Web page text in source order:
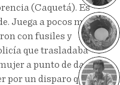
(Caquetá). Es
Juega a pocos metros
con fusiles y
que trasladaba
a punto de dar a
por un disparo que